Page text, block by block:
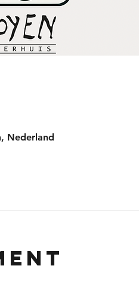
Nederland